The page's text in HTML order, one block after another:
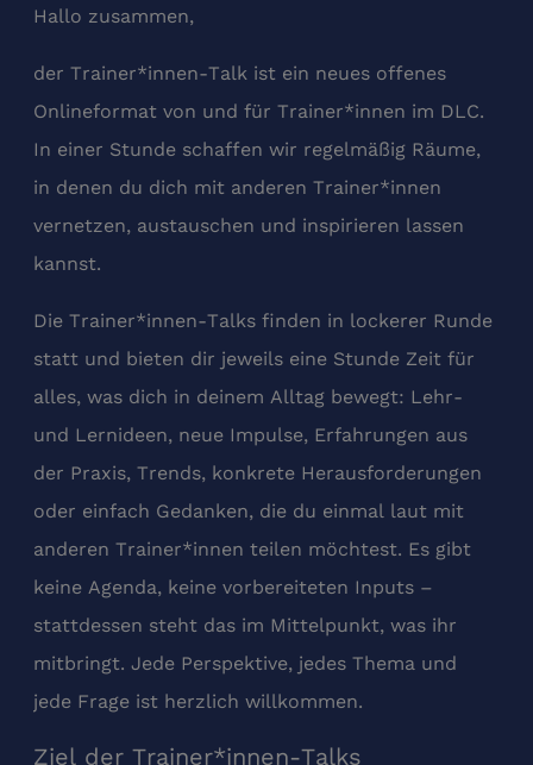
Hallo zusammen,
der Trainer*innen-Talk ist ein neues offenes
Onlineformat von und für Trainer*innen im DLC.
In einer Stunde schaffen wir regelmäßig Räume,
in denen du dich mit anderen Trainer*innen
vernetzen, austauschen und inspirieren lassen
kannst.
Die Trainer*innen-Talks finden in lockerer Runde
statt und bieten dir jeweils eine Stunde Zeit für
alles, was dich in deinem Alltag bewegt: Lehr-
und Lernideen, neue Impulse, Erfahrungen aus
der Praxis, Trends, konkrete Herausforderungen
oder einfach Gedanken, die du einmal laut mit
anderen Trainer*innen teilen möchtest. Es gibt
keine Agenda, keine vorbereiteten Inputs –
stattdessen steht das im Mittelpunkt, was ihr
mitbringt. Jede Perspektive, jedes Thema und
jede Frage ist herzlich willkommen.
Ziel der Trainer*innen-Talks